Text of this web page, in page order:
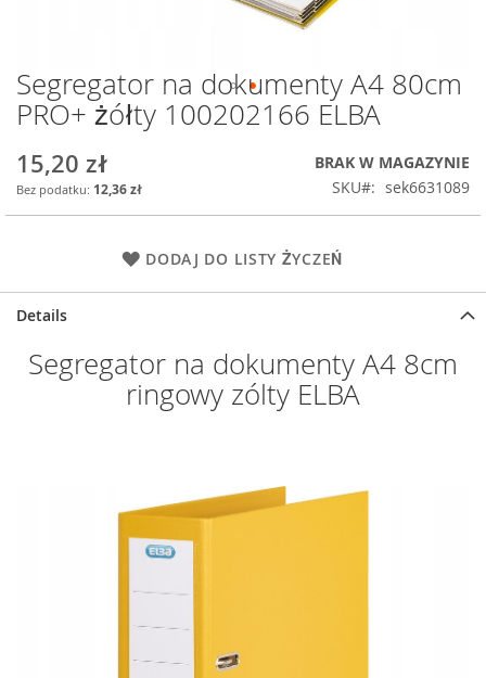
Przejdź
na
początek
Segregator na dokumenty A4 80cm
PRO+ żółty 100202166 ELBA
15,20 zł
12,36 zł
BRAK W MAGAZYNIE
SKU
sek6631089
DODAJ DO LISTY ŻYCZEŃ
Details
Segregator na dokumenty A4 8cm
ringowy zólty ELBA